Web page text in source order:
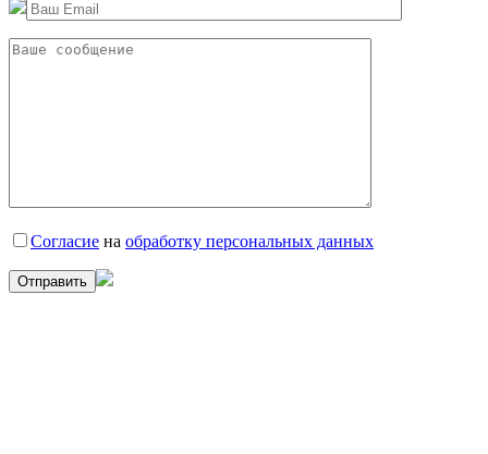
Согласие на обработку персональных данных